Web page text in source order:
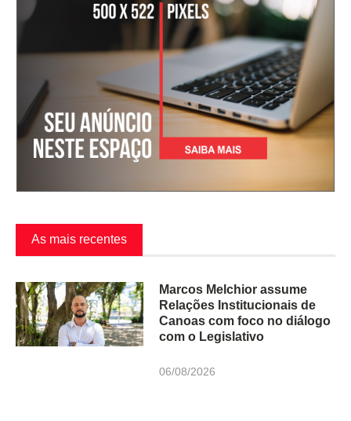
As mais recentes
Marcos Melchior assume
Relações Institucionais de
Canoas com foco no diálogo
com o Legislativo
06/08/2026